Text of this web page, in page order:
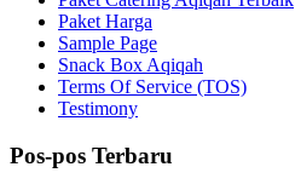
Paket Harga
Sample Page
Snack Box Aqiqah
Terms Of Service (TOS)
Testimony
Pos-pos Terbaru